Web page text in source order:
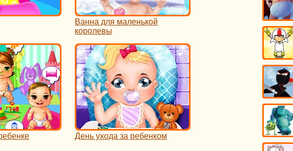
Ванна для маленькой
королевы
День ухода за ребенком